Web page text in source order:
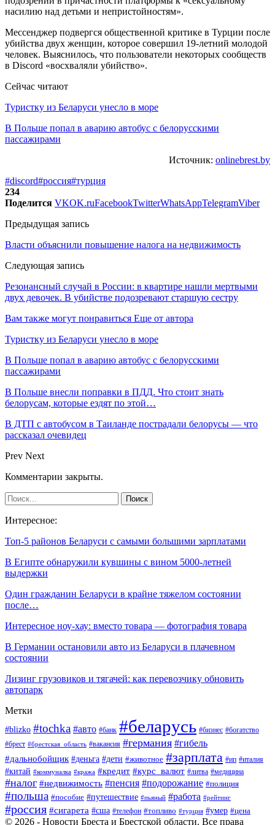
насилию над детьми и непристойностям».
Мессенджер подвергся общественной критике в Турции после
убийства двух женщин, которое совершил 19-летний молодой
человек. Выяснилось, что пользователи некоторых сообществ
в Discord «восхваляли убийство».
Сейчас читают
Туристку из Беларуси унесло в море
В Польше попал в аварию автобус с белорусскими
пассажирами
Источник: onlinebrest.by
#discord#россия#турция
234
Поделится VKOK.ruFacebookTwitterWhatsAppTelegramViber
Предыдущая запись
Власти объяснили повышение налога на недвижимость
Следующая запись
Резонансный случай в России: в квартире нашли мертвыми
двух девочек. В убийстве подозревают старшую сестру
Вам также могут понравиться Еще от автора
Туристку из Беларуси унесло в море
В Польше попал в аварию автобус с белорусскими
пассажирами
В Польше внесли поправки в ПДД. Что стоит знать
белорусам, которые ездят по этой…
В ДТП с автобусом в Таиланде пострадали белорусы — что
рассказал очевидец
Prev Next
Комментарии закрыты.
Интересное:
Топ-5 районов Беларуси с самыми большими зарплатами
В Египте обнаружили кувшины с вином 5000-летней
выдержки
Один гражданин Беларуси в крайне тяжелом состоянии
после…
Интересное ноу-хау: вместо товара — фотография товара
В Германии остановили авто из Беларуси в плачевном
состоянии
Лизинг грузовиков и тягачей: как перевозчику обновить
автопарк
Метки
#blizko #tochka #авто #банк #беларусь #бизнес #богатство
#брест #брестская_область #вакансия #германия #гибель
#дальнобойщик #деньга #дети #животное #зарплата #ип #италия
#китай #коммуналка #кража #кредит #курс_валют #литва #медицина
#налог #недвижимость #пенсия #подорожание #полиция
#польша #пособие #путешествие #пьяный #работа #рейтинг
#россия #сигарета #сша #телефон #топливо #турция #умер #цена
© 2026 - Новости Бреста и Брестской области. Все права